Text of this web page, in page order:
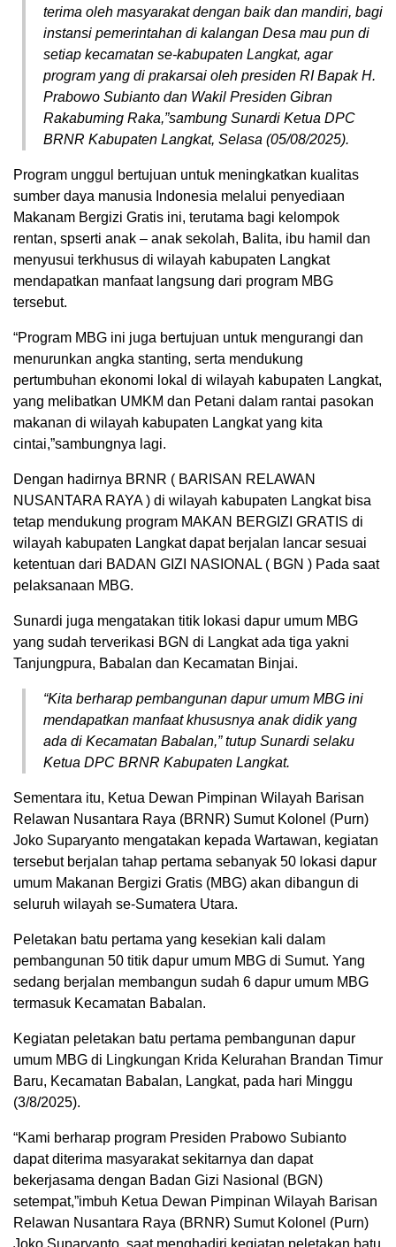
terima oleh masyarakat dengan baik dan mandiri, bagi
instansi pemerintahan di kalangan Desa mau pun di
setiap kecamatan se-kabupaten Langkat, agar
program yang di prakarsai oleh presiden RI Bapak H.
Prabowo Subianto dan Wakil Presiden Gibran
Rakabuming Raka,”sambung Sunardi Ketua DPC
BRNR Kabupaten Langkat, Selasa (05/08/2025).
Program unggul bertujuan untuk meningkatkan kualitas
sumber daya manusia Indonesia melalui penyediaan
Makanam Bergizi Gratis ini, terutama bagi kelompok
rentan, spserti anak – anak sekolah, Balita, ibu hamil dan
menyusui terkhusus di wilayah kabupaten Langkat
mendapatkan manfaat langsung dari program MBG
tersebut.
“Program MBG ini juga bertujuan untuk mengurangi dan
menurunkan angka stanting, serta mendukung
pertumbuhan ekonomi lokal di wilayah kabupaten Langkat,
yang melibatkan UMKM dan Petani dalam rantai pasokan
makanan di wilayah kabupaten Langkat yang kita
cintai,”sambungnya lagi.
Dengan hadirnya BRNR ( BARISAN RELAWAN
NUSANTARA RAYA ) di wilayah kabupaten Langkat bisa
tetap mendukung program MAKAN BERGIZI GRATIS di
wilayah kabupaten Langkat dapat berjalan lancar sesuai
ketentuan dari BADAN GIZI NASIONAL ( BGN ) Pada saat
pelaksanaan MBG.
Sunardi juga mengatakan titik lokasi dapur umum MBG
yang sudah terverikasi BGN di Langkat ada tiga yakni
Tanjungpura, Babalan dan Kecamatan Binjai.
“Kita berharap pembangunan dapur umum MBG ini
mendapatkan manfaat khususnya anak didik yang
ada di Kecamatan Babalan,” tutup Sunardi selaku
Ketua DPC BRNR Kabupaten Langkat.
Sementara itu, Ketua Dewan Pimpinan Wilayah Barisan
Relawan Nusantara Raya (BRNR) Sumut Kolonel (Purn)
Joko Suparyanto mengatakan kepada Wartawan, kegiatan
tersebut berjalan tahap pertama sebanyak 50 lokasi dapur
umum Makanan Bergizi Gratis (MBG) akan dibangun di
seluruh wilayah se-Sumatera Utara.
Peletakan batu pertama yang kesekian kali dalam
pembangunan 50 titik dapur umum MBG di Sumut. Yang
sedang berjalan membangun sudah 6 dapur umum MBG
termasuk Kecamatan Babalan.
Kegiatan peletakan batu pertama pembangunan dapur
umum MBG di Lingkungan Krida Kelurahan Brandan Timur
Baru, Kecamatan Babalan, Langkat, pada hari Minggu
(3/8/2025).
“Kami berharap program Presiden Prabowo Subianto
dapat diterima masyarakat sekitarnya dan dapat
bekerjasama dengan Badan Gizi Nasional (BGN)
setempat,”imbuh Ketua Dewan Pimpinan Wilayah Barisan
Relawan Nusantara Raya (BRNR) Sumut Kolonel (Purn)